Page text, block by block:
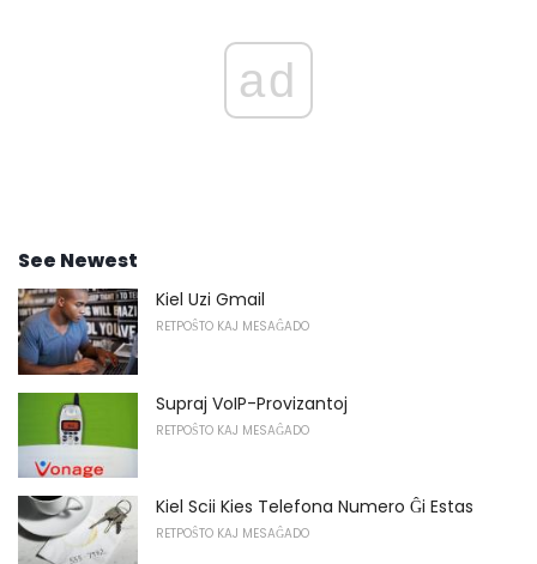
ad
See Newest
Kiel Uzi Gmail
RETPOŜTO KAJ MESAĜADO
Supraj VoIP-Provizantoj
RETPOŜTO KAJ MESAĜADO
Kiel Scii Kies Telefona Numero Ĝi Estas
RETPOŜTO KAJ MESAĜADO